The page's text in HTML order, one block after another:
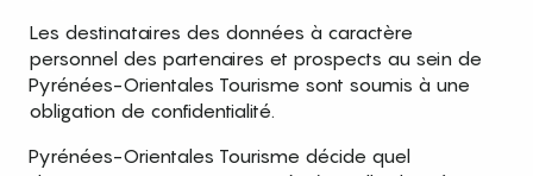
Les destinataires des données à caractère
personnel des partenaires et prospects au sein de
Pyrénées-Orientales Tourisme sont soumis à une
obligation de confidentialité.
Pyrénées-Orientales Tourisme décide quel